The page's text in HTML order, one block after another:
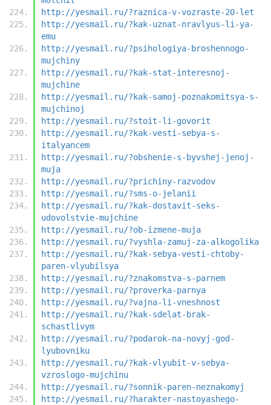
http://yesmail.ru/?raznica-v-vozraste-20-let
http://yesmail.ru/?kak-uznat-nravlyus-li-ya-
emu
http://yesmail.ru/?psihologiya-broshennogo-
mujchiny
http://yesmail.ru/?kak-stat-interesnoj-
mujchine
http://yesmail.ru/?kak-samoj-poznakomitsya-s-
mujchinoj
http://yesmail.ru/?stoit-li-govorit
http://yesmail.ru/?kak-vesti-sebya-s-
italyancem
http://yesmail.ru/?obshenie-s-byvshej-jenoj-
muja
http://yesmail.ru/?prichiny-razvodov
http://yesmail.ru/?sms-o-jelanii
http://yesmail.ru/?kak-dostavit-seks-
udovolstvie-mujchine
http://yesmail.ru/?ob-izmene-muja
http://yesmail.ru/?vyshla-zamuj-za-alkogolika
http://yesmail.ru/?kak-sebya-vesti-chtoby-
paren-vlyubilsya
http://yesmail.ru/?znakomstva-s-parnem
http://yesmail.ru/?proverka-parnya
http://yesmail.ru/?vajna-li-vneshnost
http://yesmail.ru/?kak-sdelat-brak-
schastlivym
http://yesmail.ru/?podarok-na-novyj-god-
lyubovniku
http://yesmail.ru/?kak-vlyubit-v-sebya-
vzroslogo-mujchinu
http://yesmail.ru/?sonnik-paren-neznakomyj
http://yesmail.ru/?harakter-nastoyashego-